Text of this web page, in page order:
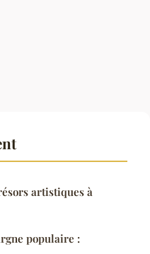
artistiques à
populaire :